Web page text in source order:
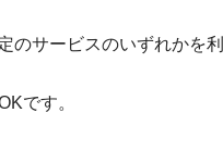
のサービスのいずれかを
です。